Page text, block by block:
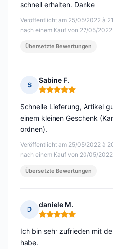
Veröffentlicht am 25/05/2022 à
nach einem Kauf von 22/05/2022
schnell erhalten. Danke
Übersetzte Bewertungen
S
Sabine F.
Hinweis: 5 von 5
Veröffentlicht am 25/05/2022 à
nach einem Kauf von 20/05/2022
Schnelle Lieferung, Artikel
einem kleinen Geschenk
ordnen).
Übersetzte Bewertungen
D
daniele M.
Hinweis: 5 von 5
Ich bin sehr zufrieden mit
habe.